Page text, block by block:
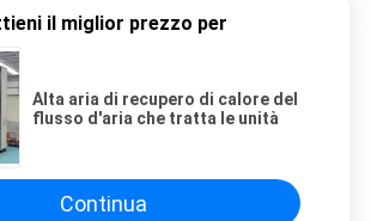
il miglior prezzo per
Alta aria di recupero di calore del
flusso d'aria che tratta le unità
Continua